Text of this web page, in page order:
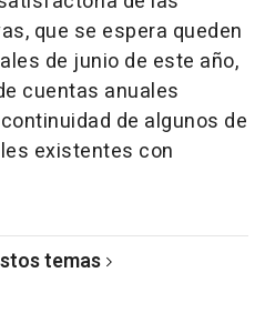
que se espera queden
de junio de este año,
cuentas anuales
de algunos de
existentes con
temas